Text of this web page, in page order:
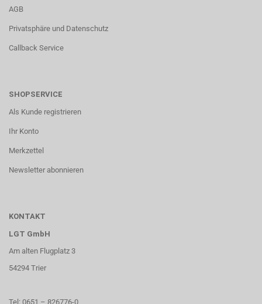
AGB
Privatsphäre und Datenschutz
Callback Service
SHOPSERVICE
Als Kunde registrieren
Ihr Konto
Merkzettel
Newsletter abonnieren
KONTAKT
LGT GmbH
Am alten Flugplatz 3
54294 Trier
Tel: 0651 – 826776-0